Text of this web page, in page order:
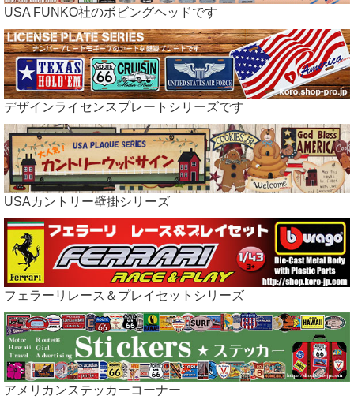
USA FUNKO社のボビングヘッドです
デザインライセンスプレートシリーズです
USAカントリー壁掛シリーズ
フェラーリレース＆プレイセットシリーズ
アメリカンステッカーコーナー